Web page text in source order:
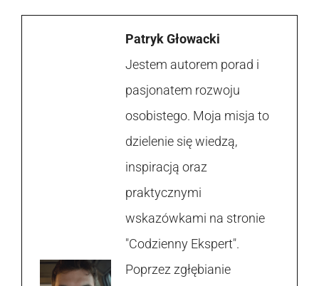
Patryk Głowacki
Jestem autorem porad i
pasjonatem rozwoju
osobistego. Moja misja to
dzielenie się wiedzą,
inspiracją oraz
praktycznymi
wskazówkami na stronie
"Codzienny Ekspert".
Poprzez zgłębianie